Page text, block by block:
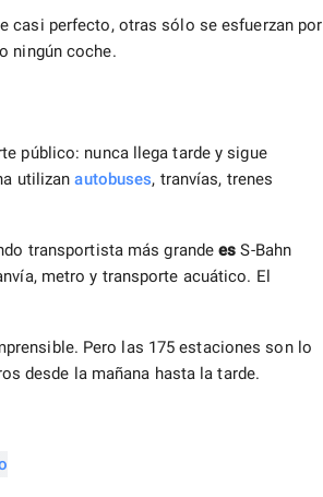
casi perfecto, otras sólo se esfuerzan por
ningún coche.
público: nunca llega tarde y sigue
utilizanautobuses, tranvías, trenes
transportista más grandees S-Bahn
metro y transporte acuático. El
Pero las 175 estaciones son lo
desde la mañana hasta la tarde.